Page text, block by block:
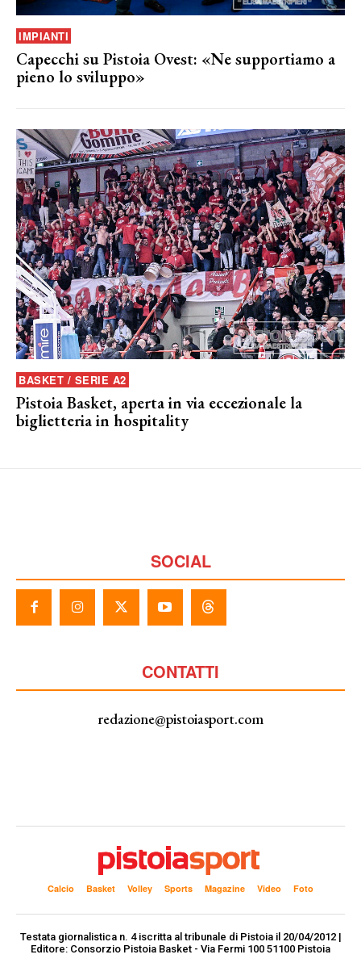
IMPIANTI
Capecchi su Pistoia Ovest: «Ne supportiamo a
pieno lo sviluppo»
BASKET / SERIE A2
Pistoia Basket, aperta in via eccezionale la
biglietteria in hospitality
SOCIAL
CONTATTI
redazione@pistoiasport.com
Calcio Basket Volley Sports Magazine Video Foto
Testata giornalistica n. 4 iscritta al tribunale di Pistoia il 20/04/2012 |
Editore: Consorzio Pistoia Basket - Via Fermi 100 51100 Pistoia